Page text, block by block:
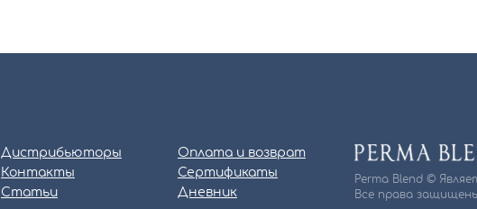
Дистрибьюторы
Оплата и возврат
Контакты
Сертификаты
Статьи Дневник
Perma Blend ©
Все права